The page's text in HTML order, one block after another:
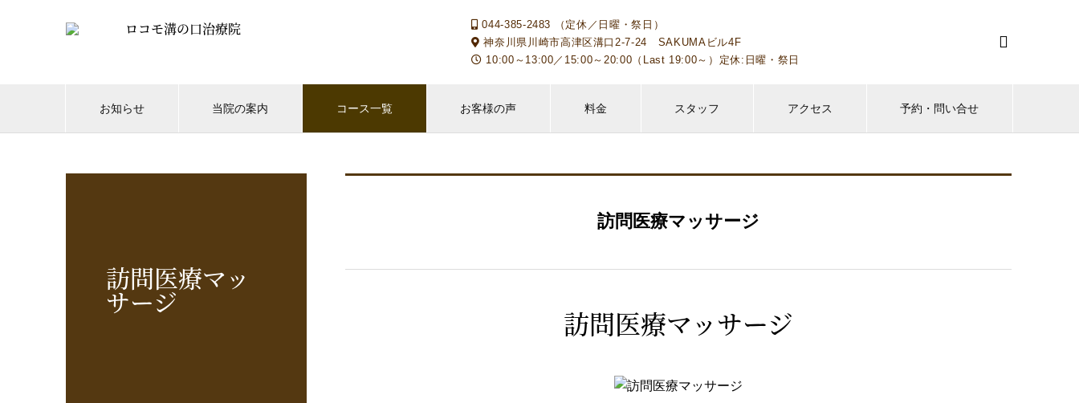
044-385-2483 （定休／日曜・祭日）
神奈川県川崎市高津区溝口2-7-24 SAKUMAビル4F
10:00～13:00／15:00～20:00（Last 19:00～）定休:日曜・祭日

お知らせ 当院の案内 コース一覧 お客様の声 料金 スタッフ アクセス 予約・問い合せ
訪問医療マッ
サージ
訪問医療マッサージ
訪問医療マッサージ